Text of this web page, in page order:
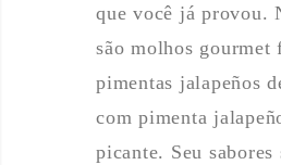
que você já provou.
são molhos gourmet
pimentas jalapeños
com pimenta
picante. Seu sabores